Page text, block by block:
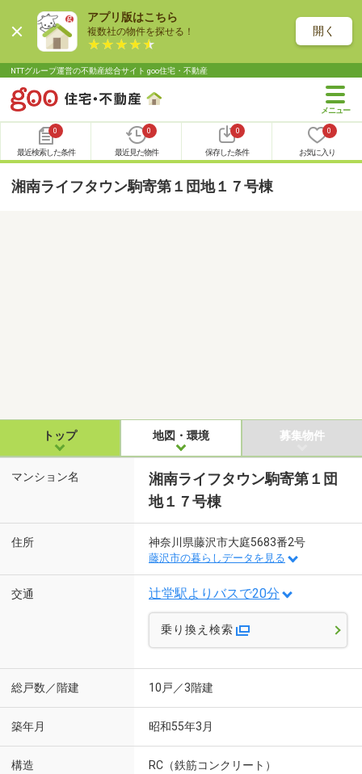
アプリ版はこちら
複数社の物件を探せる！ 開く
NTTグループ運営の不動産総合サイト goo住宅・不動産
0
最近検索した条件
0
最近見た物件
0
保存した条件
0
お気に入り
湘南ライフタウン駒寄第１団地１７号棟
トップ 地図・環境 募集物件
マンション名
湘南ライフタウン駒寄第１団
地１７号棟
住所 神奈川県藤沢市大庭5683番2号
藤沢市の暮らしデータを見る
交通 辻堂駅よりバスで20分
乗り換え検索
総戸数／階建 10戸／3階建
築年月 昭和55年3月
構造 RC（鉄筋コンクリート）